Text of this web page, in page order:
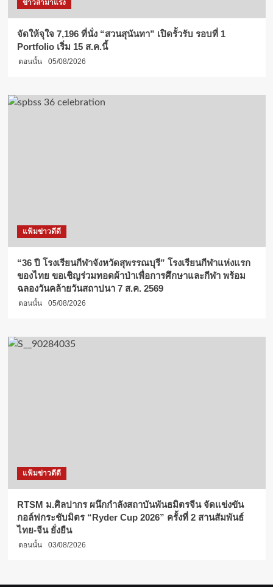
ข่าวล่ามาแรง
จัดให้จุใจ 7,196 ที่นั่ง “สวนสุนันทา” เปิดรั้วรับ รอบที่ 1
Portfolio เริ่ม 15 ส.ค.นี้
ตอนนั้น 05/08/2026
แฟ้มข่าวดีดี
“36 ปี โรงเรียนกีฬาจังหวัดสุพรรณบุรี” โรงเรียนกีฬาแห่งแรก
ของไทย ขอเชิญร่วมทอดผ้าป่าเพื่อการศึกษาและกีฬา พร้อม
ฉลองวันคล้ายวันสถาปนา 7 ส.ค. 2569
ตอนนั้น 05/08/2026
แฟ้มข่าวดีดี
RTSM ม.ศิลปากร ผนึกกำลังสถาบันพันธมิตรจีน จัดแข่งขัน
กอล์ฟกระชับมิตร “Ryder Cup 2026” ครั้งที่ 2 สานสัมพันธ์
ไทย-จีน ยั่งยืน
ตอนนั้น 03/08/2026